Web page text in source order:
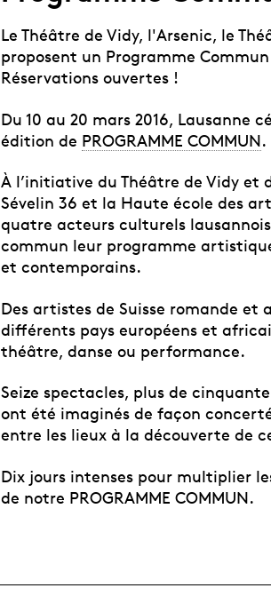
Le Théâtre de Vidy, l'Arsenic, le
proposent un Programme
Réservations ouvertes !
Du 10 au 20 mars 2016, Lausanne
édition de PROGRAMME COMMUN.
À l’initiative du Théâtre de Vidy et
Sévelin 36 et la Haute école des
quatre acteurs culturels
commun leur programme
et contemporains.
Des artistes de Suisse romande et
différents pays européens et
théâtre, danse ou performance.
Seize spectacles, plus de
ont été imaginés de façon
entre les lieux à la découverte de
Dix jours intenses pour multiplier
de notre PROGRAMME COMMUN.